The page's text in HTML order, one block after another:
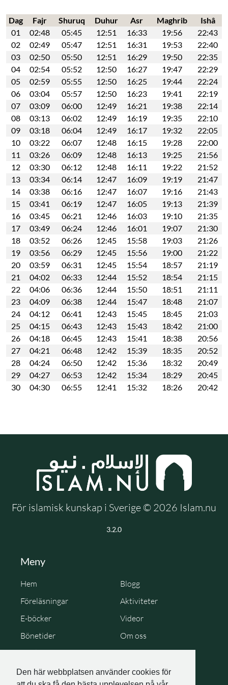
Den här webbplatsen använder cookies för
Dag Fajr Shuruq Duhur Asr Maghrib
Ishâ
01
02:48 05:45 12:51 16:33 19:56
22:43
02
02:49 05:47 12:51 16:31 19:53
22:40
03
02:50 05:50 12:51 16:29 19:50
22:35
04
02:54 05:52 12:50 16:27 19:47
22:29
05
02:59 05:55 12:50 16:25 19:44
22:24
06
03:04 05:57 12:50 16:23 19:41
22:19
07
03:09 06:00 12:49 16:21 19:38
22:14
08
03:13 06:02 12:49 16:19 19:35
22:10
09
03:18 06:04 12:49 16:17 19:32
22:05
10
03:22 06:07 12:48 16:15 19:28
22:00
11
03:26 06:09 12:48 16:13 19:25
21:56
12
03:30 06:12 12:48 16:11 19:22
21:52
13
03:34 06:14 12:47 16:09 19:19
21:47
14
03:38 06:16 12:47 16:07 19:16
21:43
15
03:41 06:19 12:47 16:05 19:13
21:39
16
03:45 06:21 12:46 16:03 19:10
21:35
17
03:49 06:24 12:46 16:01 19:07
21:30
18
03:52 06:26 12:45 15:58 19:03
21:26
19
03:56 06:29 12:45 15:56 19:00
21:22
20
03:59 06:31 12:45 15:54 18:57
21:19
21
04:02 06:33 12:44 15:52 18:54
21:15
22
04:06 06:36 12:44 15:50 18:51
21:11
23
04:09 06:38 12:44 15:47 18:48
21:07
24
04:12 06:41 12:43 15:45 18:45
21:03
25
04:15 06:43 12:43 15:43 18:42
21:00
26
04:18 06:45 12:43 15:41 18:38
20:56
27
04:21 06:48 12:42 15:39 18:35
20:52
28
04:24 06:50 12:42 15:36 18:32
20:49
29
04:27 06:53 12:42 15:34 18:29
20:45
30
04:30 06:55 12:41 15:32 18:26 20:42
För islamisk kunskap i Sverige © 2026 Islam.nu
3.2.0
Meny
Hem
Blogg
Föreläsningar
Aktiviteter
E-böcker
Videor
Bönetider
Om oss
Cookie Policy
Personuppgiftspolicy